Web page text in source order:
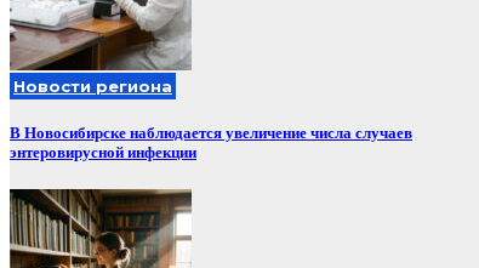
Новости региона
В Новосибирске наблюдается увеличение числа случаев
энтеровирусной инфекции